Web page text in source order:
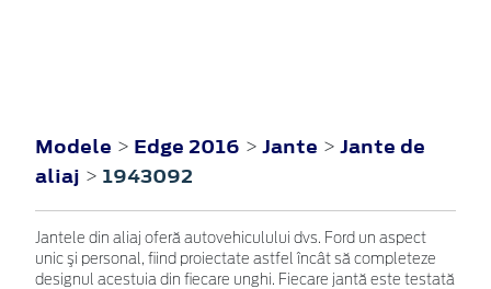
Modele > Edge 2016 > Jante > Jante de
aliaj > 1943092
Jantele din aliaj oferă autovehiculului dvs. Ford un aspect
unic şi personal, fiind proiectate astfel încât să completeze
designul acestuia din fiecare unghi. Fiecare jantă este testată